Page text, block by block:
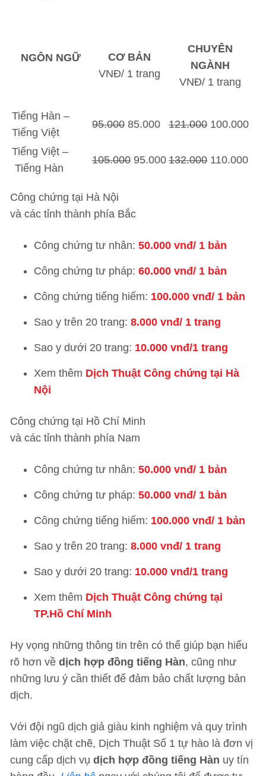
NGÔN NGỮ
CƠ BẢN
VNĐ/ 1 trang
CHUYÊN
NGÀNH
VNĐ/ 1 trang
Tiếng Hàn –
Tiếng Việt
95.000 85.000 121.000 100.000
Tiếng Việt –
Tiếng Hàn
105.000 95.000 132.000 110.000
Công chứng tại Hà Nội
và các tỉnh thành phía Bắc
Công chứng tư nhân: 50.000 vnđ/ 1 bản
Công chứng tư pháp: 60.000 vnđ/ 1 bản
Công chứng tiếng hiếm: 100.000 vnđ/ 1 bản
Sao y trên 20 trang: 8.000 vnđ/ 1 trang
Sao y dưới 20 trang: 10.000 vnđ/1 trang
Xem thêm Dịch Thuật Công chứng tại Hà
Nội
Công chứng tại Hồ Chí Minh
và các tỉnh thành phía Nam
Công chứng tư nhân: 50.000 vnđ/ 1 bản
Công chứng tư pháp: 50.000 vnđ/ 1 bản
Công chứng tiếng hiếm: 100.000 vnđ/ 1 bản
Sao y trên 20 trang: 8.000 vnđ/ 1 trang
Sao y dưới 20 trang: 10.000 vnđ/1 trang
Xem thêm Dịch Thuật Công chứng tại
TP.Hồ Chí Minh
Hy vọng những thông tin trên có thể giúp bạn hiểu
rõ hơn về dịch hợp đồng tiếng Hàn, cũng như
những lưu ý cần thiết để đảm bảo chất lượng bản
dịch.
Với đội ngũ dịch giả giàu kinh nghiệm và quy trình
làm việc chặt chẽ, Dịch Thuật Số 1 tự hào là đơn vị
cung cấp dịch vụ dịch hợp đồng tiếng Hàn uy tín